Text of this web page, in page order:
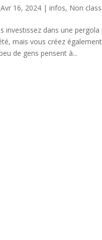
Avr 16, 2024 |infos, Non
investissez dans une
mais vous créez
de gens pensent à...